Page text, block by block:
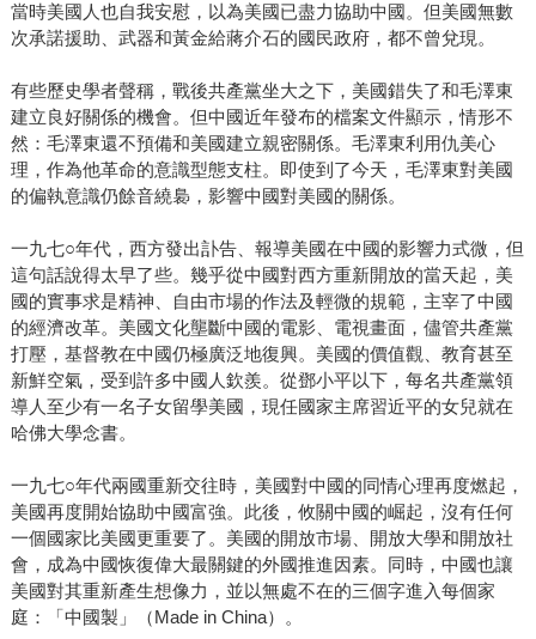
當時美國人也自我安慰，以為美國已盡力協助中國。但美國無數
次承諾援助、武器和黃金給蔣介石的國民政府，都不曾兌現。
有些歷史學者聲稱，戰後共產黨坐大之下，美國錯失了和毛澤東
建立良好關係的機會。但中國近年發布的檔案文件顯示，情形不
然：毛澤東還不預備和美國建立親密關係。毛澤東利用仇美心
理，作為他革命的意識型態支柱。即使到了今天，毛澤東對美國
的偏執意識仍餘音繞裊，影響中國對美國的關係。
一九七○年代，西方發出訃告、報導美國在中國的影響力式微，但
這句話說得太早了些。幾乎從中國對西方重新開放的當天起，美
國的實事求是精神、自由市場的作法及輕微的規範，主宰了中國
的經濟改革。美國文化壟斷中國的電影、電視畫面，儘管共產黨
打壓，基督教在中國仍極廣泛地復興。美國的價值觀、教育甚至
新鮮空氣，受到許多中國人欽羨。從鄧小平以下，每名共產黨領
導人至少有一名子女留學美國，現任國家主席習近平的女兒就在
哈佛大學念書。
一九七○年代兩國重新交往時，美國對中國的同情心理再度燃起，
美國再度開始協助中國富強。此後，攸關中國的崛起，沒有任何
一個國家比美國更重要了。美國的開放市場、開放大學和開放社
會，成為中國恢復偉大最關鍵的外國推進因素。同時，中國也讓
美國對其重新產生想像力，並以無處不在的三個字進入每個家
庭：「中國製」（Made in China）。